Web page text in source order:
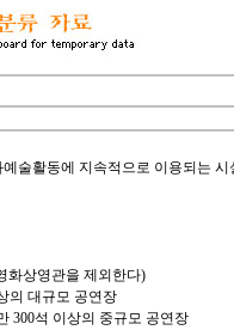
술활동에 지속적으로 이용되는 시
화상영관을 제외한다)
의 대규모 공연장
300석 이상의 중규모 공연장